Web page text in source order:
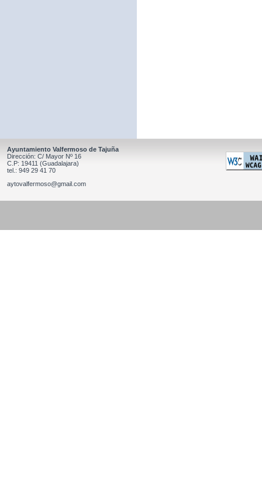
Ayuntamiento Valfermoso de Tajuña
Dirección: C/ Mayor Nº 16
C.P: 19411 (Guadalajara)
tel.: 949 29 41 70
aytovalfermoso@gmail.com